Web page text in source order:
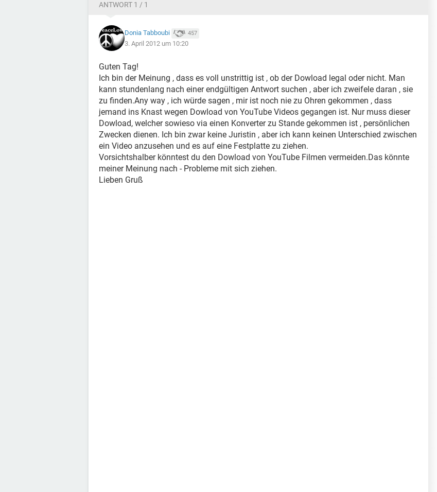
ANTWORT 1 / 1
Donia Tabboubi 457
3. April 2012 um 10:20
Guten Tag!
Ich bin der Meinung , dass es voll unstrittig ist , ob der Dowload legal oder nicht. Man
kann stundenlang nach einer endgültigen Antwort suchen , aber ich zweifele daran , sie
zu finden.Any way , ich würde sagen , mir ist noch nie zu Ohren gekommen , dass
jemand ins Knast wegen Dowload von YouTube Videos gegangen ist. Nur muss dieser
Dowload, welcher sowieso via einen Konverter zu Stande gekommen ist , persönlichen
Zwecken dienen. Ich bin zwar keine Juristin , aber ich kann keinen Unterschied zwischen
ein Video anzusehen und es auf eine Festplatte zu ziehen.
Vorsichtshalber könntest du den Dowload von YouTube Filmen vermeiden.Das könnte
meiner Meinung nach - Probleme mit sich ziehen.
Lieben Gruß